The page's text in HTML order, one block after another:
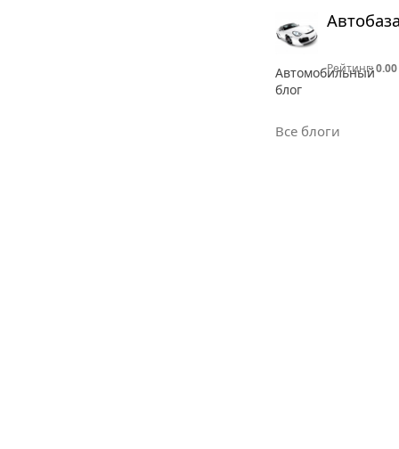
Автомобильный
блог
Рейтинг:0.00
Все блоги